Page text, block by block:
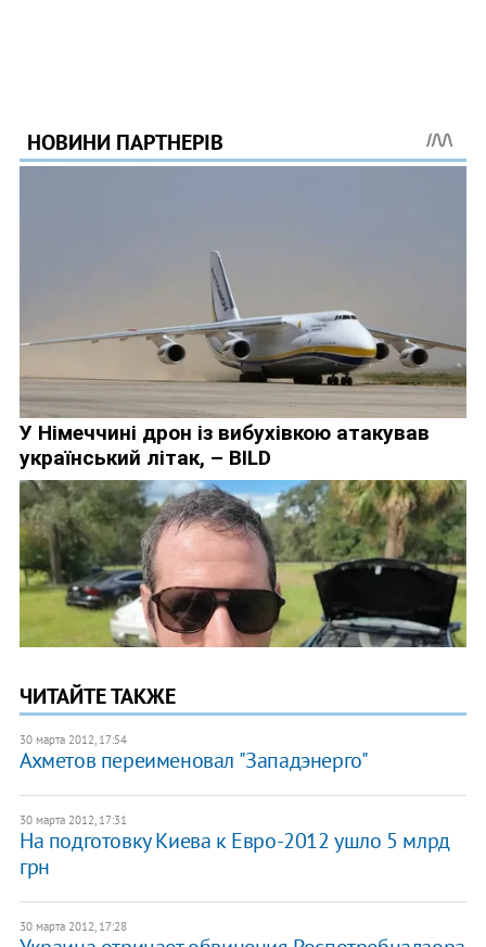
ЧИТАЙТЕ ТАКЖЕ
30 марта 2012, 17:54
Ахметов переименовал "Западэнерго"
30 марта 2012, 17:31
На подготовку Киева к Евро-2012 ушло 5 млрд
грн
30 марта 2012, 17:28